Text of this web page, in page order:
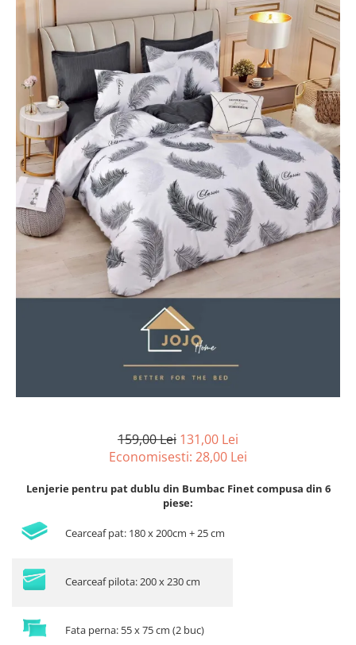
Lenjerii de pat Bumbac Poplin
Lenjerii de pat Catifea
Lenjerii de pat Damasc
Lenjerii de pat Finet + 2 Draperii
Lenjerii de pat Finet cu PLIURI
Lenjerii de pat finet Home
Lenjerii de pat Saten 4 piese cu
elastic
159,00 Lei 131,00 Lei
Economisesti: 28,00 Lei
Lenjerie pentru pat dublu din Bumbac Finet compusa din 6
piese:
Cearceaf pat: 180 x 200cm + 25 cm
Cearceaf pilota: 200 x 230 cm
Fata perna: 55 x 75 cm (2 buc)